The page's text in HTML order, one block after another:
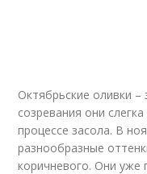
Октябрьские оливки –
созревания они
процессе засола. В
разнообразные
коричневого. Они уже